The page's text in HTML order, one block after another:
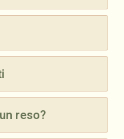
reso?